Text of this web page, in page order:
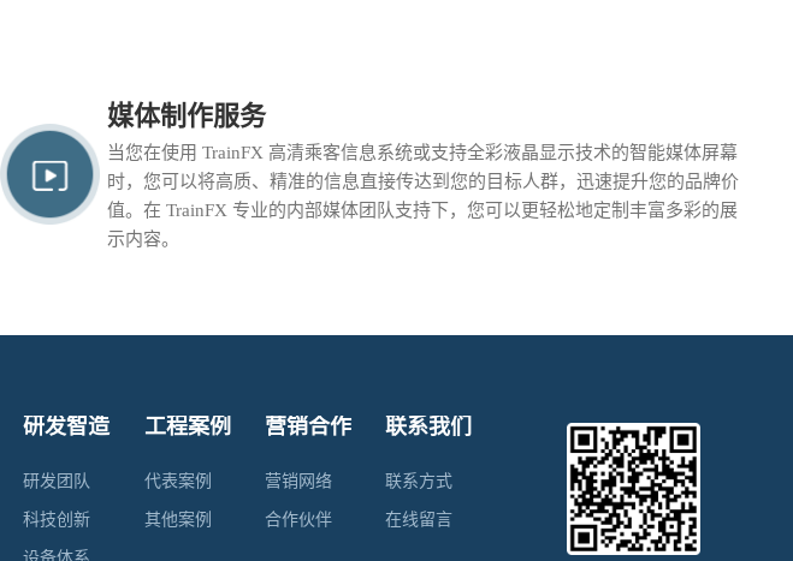
媒体制作服务
当您在使用 TrainFX 高清乘客信息系统或支持全彩液晶显示技术的智能媒体屏幕
时，您可以将高质、精准的信息直接传达到您的目标人群，迅速提升您的品牌价
值。在 TrainFX 专业的内部媒体团队支持下，您可以更轻松地定制丰富多彩的展
示内容。
研发智造
研发团队
科技创新
设备体系
工程案例
代表案例
其他案例
营销合作
营销网络
合作伙伴
联系我们
联系方式
在线留言